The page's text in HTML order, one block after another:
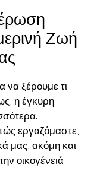
Ζωή
να ξέρουμε τι
η έγκυρη
εργαζόμαστε,
μας, ακόμη και
οικογένειά